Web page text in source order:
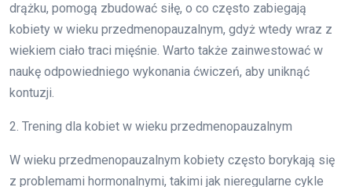
drążku, pomogą zbudować siłę, o co często zabiegają
kobiety w wieku przedmenopauzalnym, gdyż wtedy wraz z
wiekiem ciało traci mięśnie. Warto także zainwestować w
naukę odpowiedniego wykonania ćwiczeń, aby uniknąć
kontuzji.
2. Trening dla kobiet w wieku przedmenopauzalnym
W wieku przedmenopauzalnym kobiety często borykają się
z problemami hormonalnymi, takimi jak nieregularne cykle